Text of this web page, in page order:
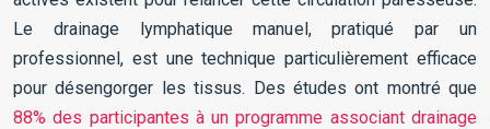
Le drainage lymphatique manuel, pratiqué par un
professionnel, est une technique particulièrement efficace
pour désengorger les tissus. Des études ont montré que
88% des participantes à un programme associant drainage